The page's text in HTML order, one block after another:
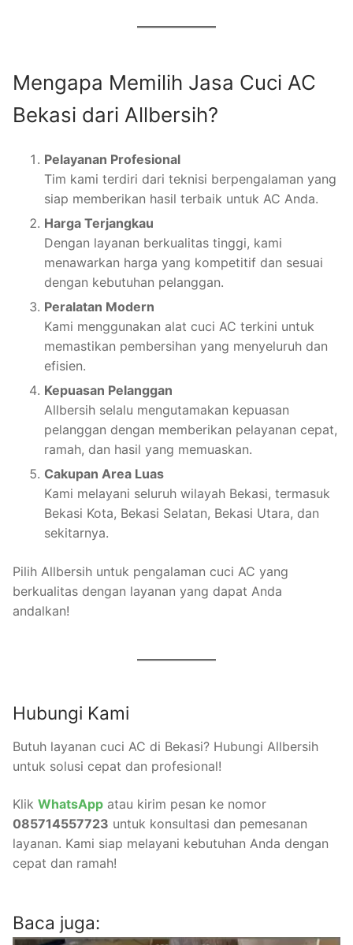
Mengapa Memilih Jasa Cuci AC
Bekasi dari Allbersih?
Pelayanan Profesional
Tim kami terdiri dari teknisi berpengalaman yang
siap memberikan hasil terbaik untuk AC Anda.
Harga Terjangkau
Dengan layanan berkualitas tinggi, kami
menawarkan harga yang kompetitif dan sesuai
dengan kebutuhan pelanggan.
Peralatan Modern
Kami menggunakan alat cuci AC terkini untuk
memastikan pembersihan yang menyeluruh dan
efisien.
Kepuasan Pelanggan
Allbersih selalu mengutamakan kepuasan
pelanggan dengan memberikan pelayanan cepat,
ramah, dan hasil yang memuaskan.
Cakupan Area Luas
Kami melayani seluruh wilayah Bekasi, termasuk
Bekasi Kota, Bekasi Selatan, Bekasi Utara, dan
sekitarnya.
Pilih Allbersih untuk pengalaman cuci AC yang
berkualitas dengan layanan yang dapat Anda
andalkan!
Hubungi Kami
Butuh layanan cuci AC di Bekasi? Hubungi Allbersih
untuk solusi cepat dan profesional!
Klik WhatsApp atau kirim pesan ke nomor
085714557723 untuk konsultasi dan pemesanan
layanan. Kami siap melayani kebutuhan Anda dengan
cepat dan ramah!
Baca juga: